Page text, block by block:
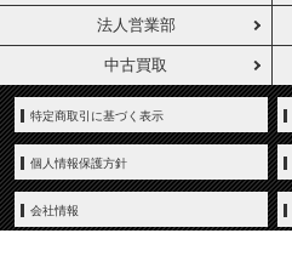
法人営業部
中古買取
特定商取引に基づく表示
個人情報保護方針
会社情報